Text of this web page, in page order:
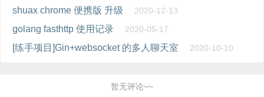
shuax chrome 便携版 升级 2020-12-13
golang fasthttp 使用记录 2020-05-17
[练手项目]Gin+websocket 的多人聊天室 2020-10-10
暂无评论~~